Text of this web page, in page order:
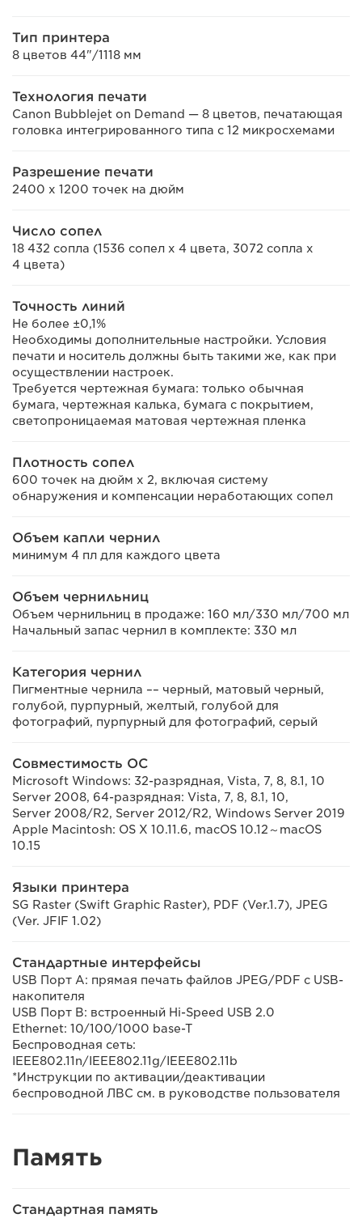
Тип принтера
8 цветов 44"/1118 мм
Технология печати
Canon Bubblejet on Demand — 8 цветов, печатающая
головка интегрированного типа с 12 микросхемами
Разрешение печати
2400 x 1200 точек на дюйм
Число сопел
18 432 сопла (1536 сопел x 4 цвета, 3072 сопла x
4 цвета)
Точность линий
Не более ±0,1%
Необходимы дополнительные настройки. Условия
печати и носитель должны быть такими же, как при
осуществлении настроек.
Требуется чертежная бумага: только обычная
бумага, чертежная калька, бумага с покрытием,
светопроницаемая матовая чертежная пленка
Плотность сопел
600 точек на дюйм x 2, включая систему
обнаружения и компенсации неработающих сопел
Объем капли чернил
минимум 4 пл для каждого цвета
Объем чернильниц
Объем чернильниц в продаже: 160 мл/330 мл/700 мл
Начальный запас чернил в комплекте: 330 мл
Категория чернил
Пигментные чернила –– черный, матовый черный,
голубой, пурпурный, желтый, голубой для
фотографий, пурпурный для фотографий, серый
Совместимость ОС
Microsoft Windows: 32-разрядная, Vista, 7, 8, 8.1, 10
Server 2008, 64-разрядная: Vista, 7, 8, 8.1, 10,
Server 2008/R2, Server 2012/R2, Windows Server 2019
Apple Macintosh: OS X 10.11.6, macOS 10.12～macOS
10.15
Языки принтера
SG Raster (Swift Graphic Raster), PDF (Ver.1.7), JPEG
(Ver. JFIF 1.02)
Стандартные интерфейсы
USB Порт A: прямая печать файлов JPEG/PDF с USB-
накопителя
USB Порт B: встроенный Hi-Speed USB 2.0
Ethernet: 10/100/1000 base-T
Беспроводная сеть:
IEEE802.11n/IEEE802.11g/IEEE802.11b
*Инструкции по активации/деактивации
беспроводной ЛВС см. в руководстве пользователя
Память
Стандартная память